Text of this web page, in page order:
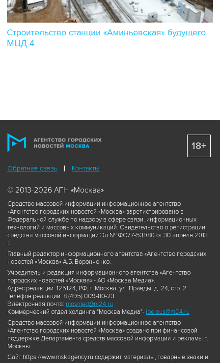
Строительство станции «Аминьевская» будущего
МЦД-4
Обратная связь Контакты
© 2013-2026 АГН «Москва»
Средство массовой информации информационное агентство
«Агентство городских новостей «Москва» зарегистрировано в
Федеральной службе по надзору в сфере связи, информационных
технологий и массовых коммуникаций. Свидетельство о регистрации
средства массовой информации Эл № ФС77-53980 от 30 апреля 2013
г.
Главный редактор информационного агентства «Агентство городских
новостей «Москва» А.Б. Воронченко.
Учредитель и редакция информационного агентства «Агентство
городских новостей «Москва» - АО «Москва Медиа».
Адрес редакции: 125124, РФ, г. Москва, ул. Правды, д. 24, стр. 2
Телефон редакции: 8 (495) 009-80-23
Электронная почта: mosmed@m24.ru
Коммерческий отдел холдинга "Москва Медиа"- ibelous@m24.ru
Средство массовой информации информационное агентство
«Агентство городских новостей «Москва» создано при финансовой
поддержке Департамента средств массовой информации и рекламы г.
Москвы.
Сайт https://www.mskagency.ru содержит материалы, товарные знаки и
18+